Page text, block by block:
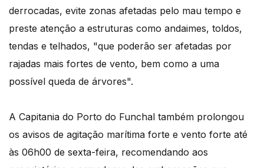
derrocadas, evite zonas afetadas pelo mau tempo e
preste atenção a estruturas como andaimes, toldos,
tendas e telhados, "que poderão ser afetadas por
rajadas mais fortes de vento, bem como a uma
possível queda de árvores".
A Capitania do Porto do Funchal também prolongou
os avisos de agitação marítima forte e vento forte até
às 06h00 de sexta-feira, recomendando aos